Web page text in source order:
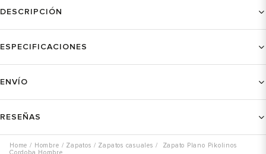
DESCRIPCIÓN
ESPECIFICACIONES
ENVÍO
RESEÑAS
Hombre Zapatos Zapatos casuales
Zapato Plano Pikolinos